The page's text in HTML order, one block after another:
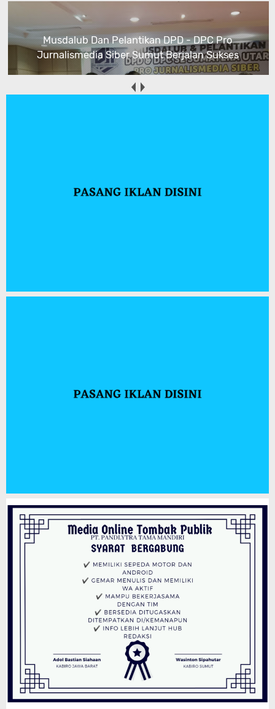
Musdalub Dan Pelantikan DPD - DPC Pro
Jurnalismedia Siber Sumut Berjalan Sukses